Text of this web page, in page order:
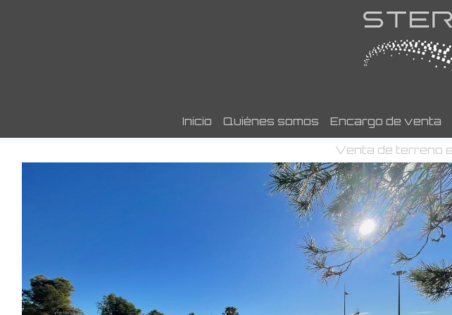
Inicio Quiénes somos Encargo de venta
Venta de terreno